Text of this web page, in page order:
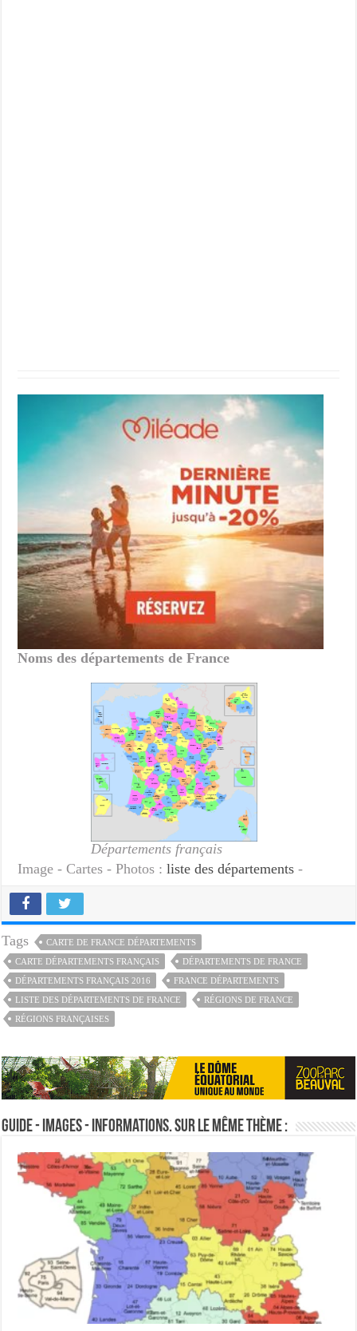
Noms des départements de France
Départements français
Image - Cartes - Photos :liste des départements -
Tags
CARTE DE FRANCE DÉPARTEMENTS
CARTE DÉPARTEMENTS FRANÇAIS
DÉPARTEMENTS DE FRANCE
DÉPARTEMENTS FRANÇAIS 2016
FRANCE DÉPARTEMENTS
LISTE DES DÉPARTEMENTS DE FRANCE
RÉGIONS DE FRANCE
RÉGIONS FRANÇAISES
Guide - Images - Informations. Sur le même thème :